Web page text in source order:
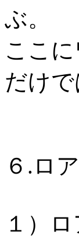
ぶ。
ここ
だけ
６.ロ
１）